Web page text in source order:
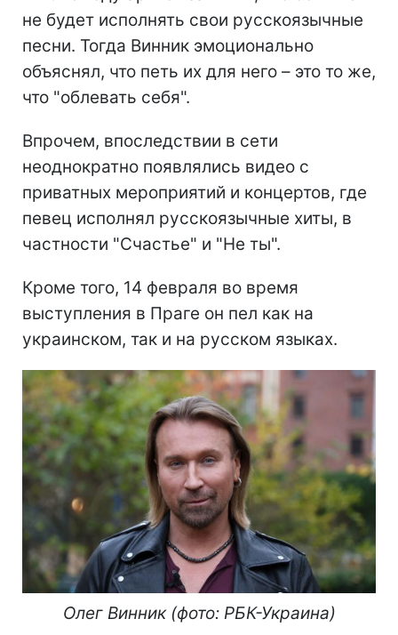
не будет исполнять свои русскоязычные
песни. Тогда Винник эмоционально
объяснял, что петь их для него – это то же,
что "облевать себя".
Впрочем, впоследствии в сети
неоднократно появлялись видео с
приватных мероприятий и концертов, где
певец исполнял русскоязычные хиты, в
частности "Счастье" и "Не ты".
Кроме того, 14 февраля во время
выступления в Праге он пел как на
украинском, так и на русском языках.
Олег Винник​​​ (фото: РБК-Украина)